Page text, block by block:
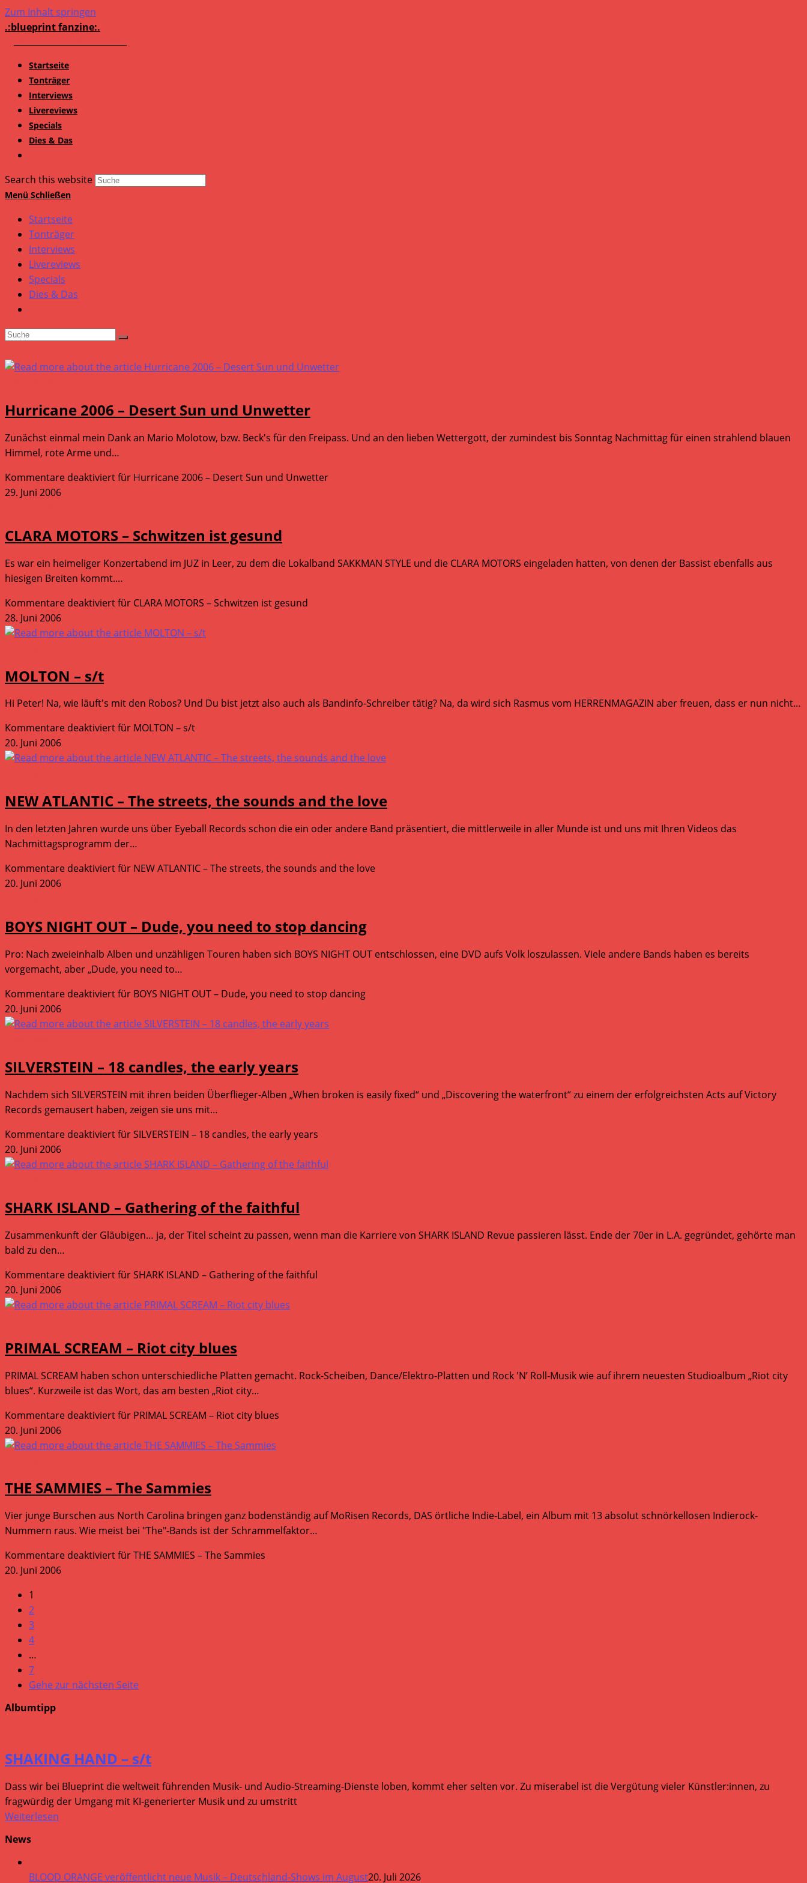
Zum Inhalt springen
.:blueprint fanzine:.
Startseite
Tonträger
Interviews
Livereviews
Specials
Dies & Das
Search this website
Menü Schließen
Startseite
Tonträger
Interviews
Livereviews
Specials
Dies & Das
Hurricane 2006 – Desert Sun und Unwetter
Zunächst einmal mein Dank an Mario Molotow, bzw. Beck's für den Freipass. Und an den lieben Wettergott, der zumindest bis Sonntag Nachmittag für einen strahlend blauen
Himmel, rote Arme und…
Kommentare deaktiviertfür Hurricane 2006 – Desert Sun und Unwetter
29. Juni 2006
CLARA MOTORS – Schwitzen ist gesund
Es war ein heimeliger Konzertabend im JUZ in Leer, zu dem die Lokalband SAKKMAN STYLE und die CLARA MOTORS eingeladen hatten, von denen der Bassist ebenfalls aus
hiesigen Breiten kommt.…
Kommentare deaktiviertfür CLARA MOTORS – Schwitzen ist gesund
28. Juni 2006
MOLTON – s/t
Hi Peter! Na, wie läuft's mit den Robos? Und Du bist jetzt also auch als Bandinfo-Schreiber tätig? Na, da wird sich Rasmus vom HERRENMAGAZIN aber freuen, dass er nun nicht…
Kommentare deaktiviertfür MOLTON – s/t
20. Juni 2006
NEW ATLANTIC – The streets, the sounds and the love
In den letzten Jahren wurde uns über Eyeball Records schon die ein oder andere Band präsentiert, die mittlerweile in aller Munde ist und uns mit Ihren Videos das
Nachmittagsprogramm der…
Kommentare deaktiviertfür NEW ATLANTIC – The streets, the sounds and the love
20. Juni 2006
BOYS NIGHT OUT – Dude, you need to stop dancing
Pro: Nach zweieinhalb Alben und unzähligen Touren haben sich BOYS NIGHT OUT entschlossen, eine DVD aufs Volk loszulassen. Viele andere Bands haben es bereits
vorgemacht, aber „Dude, you need to…
Kommentare deaktiviertfür BOYS NIGHT OUT – Dude, you need to stop dancing
20. Juni 2006
SILVERSTEIN – 18 candles, the early years
Nachdem sich SILVERSTEIN mit ihren beiden Überflieger-Alben „When broken is easily fixed“ und „Discovering the waterfront“ zu einem der erfolgreichsten Acts auf Victory
Records gemausert haben, zeigen sie uns mit…
Kommentare deaktiviertfür SILVERSTEIN – 18 candles, the early years
20. Juni 2006
SHARK ISLAND – Gathering of the faithful
Zusammenkunft der Gläubigen… ja, der Titel scheint zu passen, wenn man die Karriere von SHARK ISLAND Revue passieren lässt. Ende der 70er in L.A. gegründet, gehörte man
bald zu den…
Kommentare deaktiviertfür SHARK ISLAND – Gathering of the faithful
20. Juni 2006
PRIMAL SCREAM – Riot city blues
PRIMAL SCREAM haben schon unterschiedliche Platten gemacht. Rock-Scheiben, Dance/Elektro-Platten und Rock 'N’ Roll-Musik wie auf ihrem neuesten Studioalbum „Riot city
blues“. Kurzweile ist das Wort, das am besten „Riot city…
Kommentare deaktiviertfür PRIMAL SCREAM – Riot city blues
20. Juni 2006
THE SAMMIES – The Sammies
Vier junge Burschen aus North Carolina bringen ganz bodenständig auf MoRisen Records, DAS örtliche Indie-Label, ein Album mit 13 absolut schnörkellosen Indierock-
Nummern raus. Wie meist bei "The"-Bands ist der Schrammelfaktor…
Kommentare deaktiviertfür THE SAMMIES – The Sammies
20. Juni 2006
1
2
3
4
…
7
Gehe zur nächsten Seite
Albumtipp
SHAKING HAND – s/t
Dass wir bei Blueprint die weltweit führenden Musik- und Audio-Streaming-Dienste loben, kommt eher selten vor. Zu miserabel ist die Vergütung vieler Künstler:innen, zu
fragwürdig der Umgang mit KI-generierter Musik und zu umstritt
Weiterlesen
News
BLOOD ORANGE veröffentlicht neue Musik – Deutschland-Shows im August20. Juli 2026